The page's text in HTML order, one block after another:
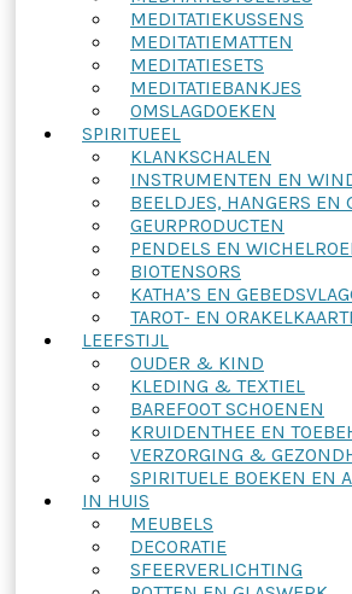
MEDITATIEKUSSENS
MEDITATIEMATTEN
MEDITATIESETS
MEDITATIEBANKJES
OMSLAGDOEKEN
SPIRITUEEL
KLANKSCHALEN
INSTRUMENTEN EN
BEELDJES, HANGERS EN
GEURPRODUCTEN
PENDELS EN
BIOTENSORS
KATHA’S EN
TAROT- EN
LEEFSTIJL
OUDER & KIND
KLEDING & TEXTIEL
BAREFOOT SCHOENEN
KRUIDENTHEE EN
VERZORGING &
SPIRITUELE BOEKEN EN
IN HUIS
MEUBELS
DECORATIE
SFEERVERLICHTING